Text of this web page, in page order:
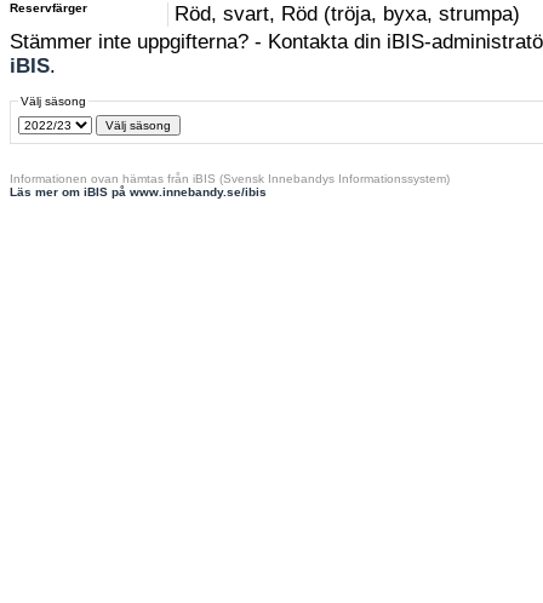
Reservfärger
Röd, svart, Röd (tröja, byxa, strumpa)
Stämmer inte uppgifterna? - Kontakta din iBIS-
iBIS.
Välj säsong
Informationen ovan hämtas från iBIS (Svensk Innebandys Informationssystem)
Läs mer om iBIS på www.innebandy.se/ibis